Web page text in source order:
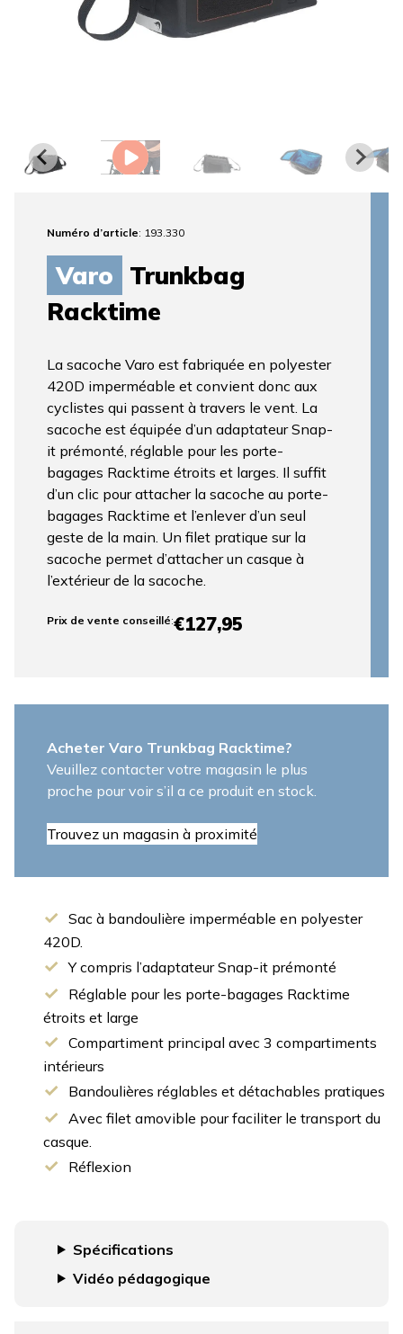
Numéro d’article: 193.330
Varo Trunkbag
Racktime
La sacoche Varo est fabriquée en polyester
420D imperméable et convient donc aux
cyclistes qui passent à travers le vent. La
sacoche est équipée d’un adaptateur Snap-
it prémonté, réglable pour les porte-
bagages Racktime étroits et larges. Il suffit
d’un clic pour attacher la sacoche au porte-
bagages Racktime et l’enlever d’un seul
geste de la main. Un filet pratique sur la
sacoche permet d’attacher un casque à
l’extérieur de la sacoche.
Prix ​​de vente conseillé:€127,95
Acheter Varo Trunkbag Racktime?
Veuillez contacter votre magasin le plus
proche pour voir s’il a ce produit en stock.
Trouvez un magasin à proximité
Sac à bandoulière imperméable en polyester
420D.
Y compris l’adaptateur Snap-it prémonté
Réglable pour les porte-bagages Racktime
étroits et large
Compartiment principal avec 3 compartiments
intérieurs
Bandoulières réglables et détachables pratiques
Avec filet amovible pour faciliter le transport du
casque.
Réflexion
Spécifications
Vidéo pédagogique